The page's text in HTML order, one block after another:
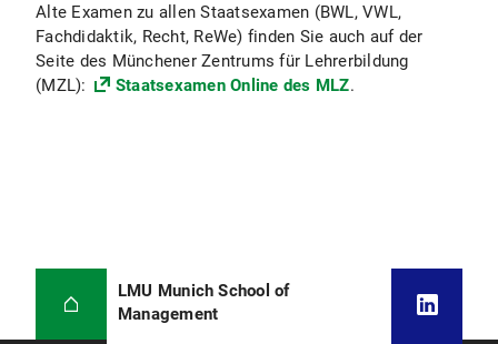
Alte Examen zu allen Staatsexamen (BWL, VWL,
Fachdidaktik, Recht, ReWe) finden Sie auch auf der
Seite des Münchener Zentrums für Lehrerbildung
(MZL):
Staatsexamen Online des MLZ.
LMU Munich School of
Management